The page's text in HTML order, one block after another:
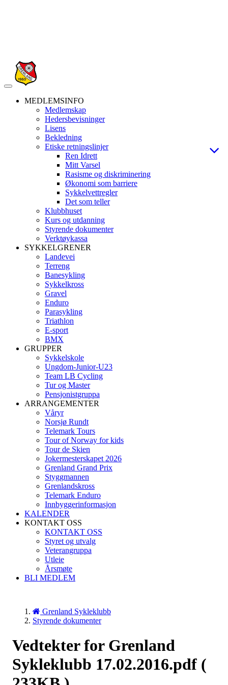
Veksle
navigasjonMEDLEMSINFO
Medlemskap
Hedersbevisninger
Lisens
Bekledning
Etiske retningslinjer
Ren Idrett
Mitt Varsel
Rasisme og diskriminering
Økonomi som barriere
Sykkelvettregler
Det som teller
Klubbhuset
Kurs og utdanning
Styrende dokumenter
Verktøykassa
SYKKELGRENER
Landevei
Terreng
Banesykling
Sykkelkross
Gravel
Enduro
Parasykling
Triathlon
E-sport
BMX
GRUPPER
Sykkelskole
Ungdom-Junior-U23
Team LB Cycling
Tur og Master
Pensjonistgruppa
ARRANGEMENTER
Våryr
Norsjø Rundt
Telemark Tours
Tour of Norway for kids
Tour de Skien
Jokermesterskapet 2026
Grenland Grand Prix
Styggmannen
Grenlandskross
Telemark Enduro
Innbyggerinformasjon
KALENDER
KONTAKT OSS
KONTAKT OSS
Styret og utvalg
Veterangruppa
Utleie
Årsmøte
BLI MEDLEM
Grenland Sykleklubb
Styrende dokumenter
Vedtekter for Grenland
Sykleklubb 17.02.2016.pdf (